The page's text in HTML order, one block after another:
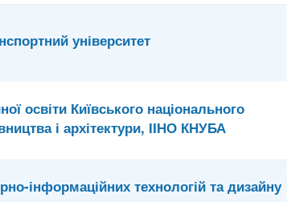
університет
освіти Київського національного
і архітектури, ІІНО КНУБА
інформаційних технологій та дизайну